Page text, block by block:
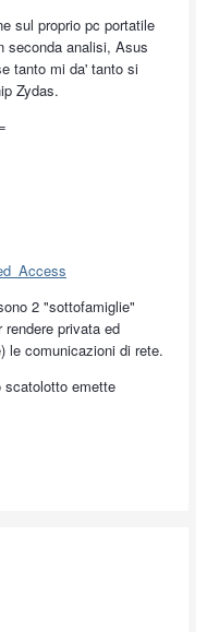
sul proprio pc portatile
seconda analisi, Asus
tanto mi da' tanto si
Zydas.
2 "sottofamiglie"
privata ed
le comunicazioni di rete.
emette